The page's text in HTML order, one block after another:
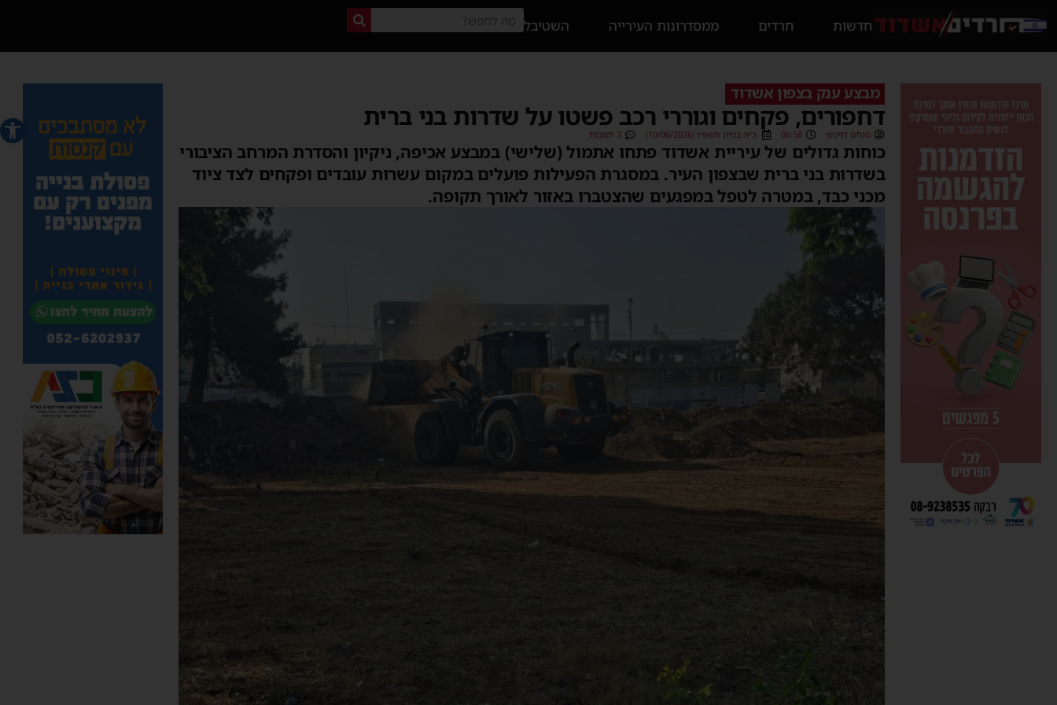
פתח
חדשות חרדים ממסדרונות העירייה השטיבל
מבצע ענק בצפון אשדוד
דחפורים, פקחים וגוררי רכב פשטו על שדרות בני ברית
מנחם דויטש 06:58 כ״ה בסיון תשפ״ו (10/06/2026) 3 תגובות
כוחות גדולים של עיריית אשדוד פתחו אתמול (שלישי) במבצע אכיפה, ניקיון והסדרת המרחב הציבורי
בשדרות בני ברית שבצפון העיר. במסגרת הפעילות פועלים במקום עשרות עובדים ופקחים לצד ציוד
מכני כבד, במטרה לטפל במפגעים שהצטברו באזור לאורך תקופה.